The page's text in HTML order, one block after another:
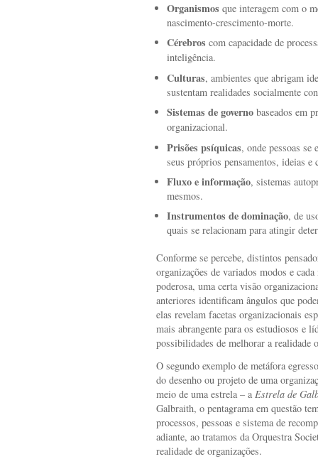
Organismos que interagem com o
nascimento-crescimento-morte.
Cérebros com capacidade de
inteligência.
Culturas, ambientes que abrigam
sustentam realidades socialmente
Sistemas de governo baseados em
organizacional.
Prisões psíquicas, onde pessoas se
seus próprios pensamentos, ideias e
Fluxo e informação, sistemas
mesmos.
Instrumentos de dominação, de
quais se relacionam para atingir
Conforme se percebe, distintos
organizações de variados modos e
poderosa, uma certa visão
anteriores identificam ângulos que
elas revelam facetas organizacionais
mais abrangente para os estudiosos e
possibilidades de melhorar a realidade
O segundo exemplo de metáfora
do desenho ou projeto de uma
meio de uma estrela – a Estrela de
Galbraith, o pentagrama em questão
processos, pessoas e sistema de
adiante, ao tratamos da Orquestra
realidade de organizações.